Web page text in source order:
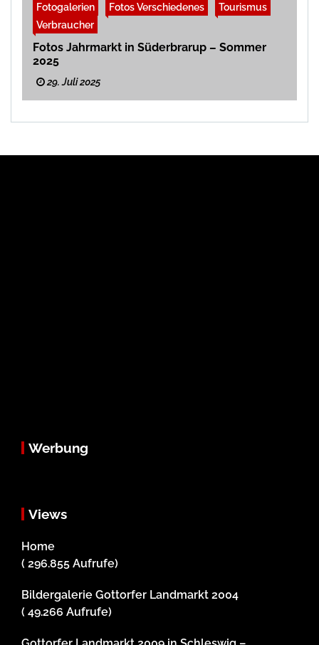
Fotogalerien Fotos Verschiedenes
Tourismus
Verbraucher
Fotos Jahrmarkt in Süderbrarup – Sommer
2025
29. Juli 2025
Werbung
Views
Home
( 296.855 Aufrufe)
Bildergalerie Gottorfer Landmarkt 2004
( 49.266 Aufrufe)